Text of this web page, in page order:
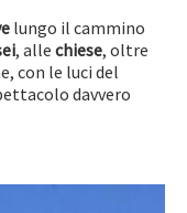
lungo il cammino
, alle chiese, oltre
con le luci del
davvero